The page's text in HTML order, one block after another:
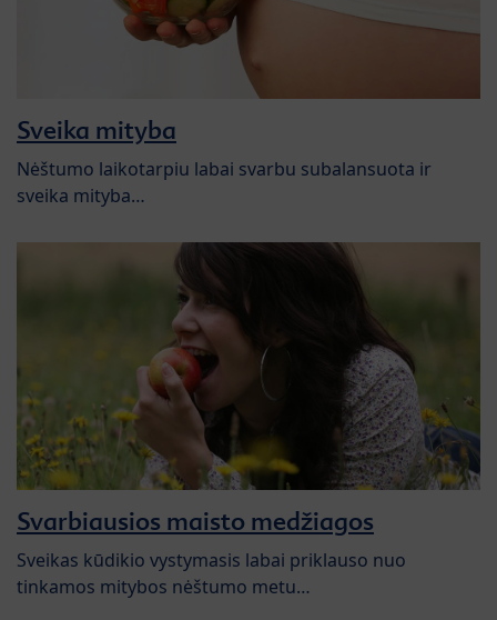
Sveika mityba
Nėštumo laikotarpiu labai svarbu subalansuota ir
sveika mityba…
Svarbiausios maisto medžiagos
Sveikas kūdikio vystymasis labai priklauso nuo
tinkamos mitybos nėštumo metu…